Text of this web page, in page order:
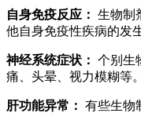
自身免疫反应： 生物制
他自身免疫性疾病的发生
神经系统症状： 个别生
痛、头晕、视力模糊等。
肝功能异常： 有些生物